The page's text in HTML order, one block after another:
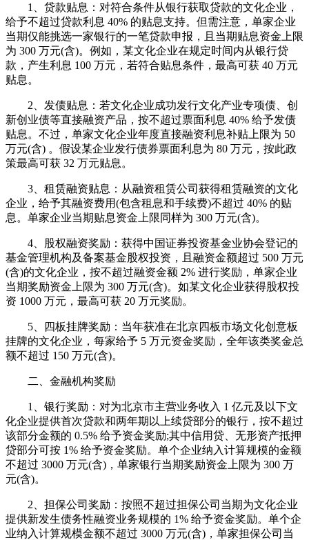
1、贷款贴息：对符合条件从银行获取贷款的文化企业，
给予不超过贷款利息 40% 的贴息支持。但需注意，单家企业
当期仅能挑选一家银行的一笔贷款申报，且当期贴息资金上限
为 300 万元(含)。例如，某文化企业在规定时间内从银行贷
款，产生利息 100 万元，若符合贴息条件，最高可获 40 万元
贴息。
2、发债贴息：若文化企业成功发行文化产业专项债、创
新创业债等直接融资产品，按不超过票面利息 40% 给予发债
贴息。不过，单家文化企业年度直接融资利息补贴上限为 50
万元(含) 。假设某企业发行债券票面利息为 80 万元，按此政
策最高可获 32 万元贴息。
3、租赁融资贴息：从融资租赁公司获得租赁融资的文化
企业，给予其融资费用(包含租息和手续费)不超过 40% 的贴
息。单家企业当期贴息资金上限同样为 300 万元(含)。
4、股权融资奖励：获得中国证券投资基金业协会登记的
基金管理机构及备案基金股权投资，且融资金额超过 500 万元
(含)的文化企业，按不超过融资金额 2% 进行奖励，单家企业
当期奖励资金上限为 300 万元(含)。如某文化企业获得股权投
资 1000 万元，最高可获 20 万元奖励。
5、四板挂牌奖励：当年获准在北京四板市场文化创意板
挂牌的文化企业，每家给予 5 万元资金奖励，全年该类奖金总
额不超过 150 万元(含)。
二、金融机构奖励
1、银行奖励：对为北京市主营业务收入 1 亿元及以下文
化企业提供首次贷款和两年期以上续贷部分的银行，按不超过
该部分金额的 0.5% 给予资金奖励;其中信用贷、无形资产抵押
贷部分可按 1% 给予资金奖励。单个企业纳入计算规模的金额
不超过 3000 万元(含)，单家银行当期奖励资金上限为 300 万
元(含)。
2、担保公司奖励：按照不超过担保公司当期为文化企业
提供新发生债务性融资业务规模的 1% 给予资金奖励。单个企
业纳入计算规模金额不超过 3000 万元(含)，单家担保公司当